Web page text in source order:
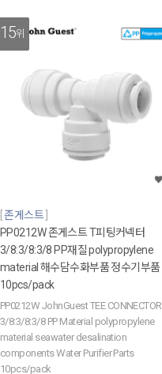
15위
존게스트
PP0212W 존게스트 T피팅커넥터
3/8:3/8:3/8 PP재질 polypropylene
material 해수담수화부품 정수기부품
10pcs/pack
PP0212W JohnGuest TEE CONNECTOR
3/8:3/8:3/8 PP Material polypropylene
material seawater desalination
components Water Purifier Parts
10pcs/pack